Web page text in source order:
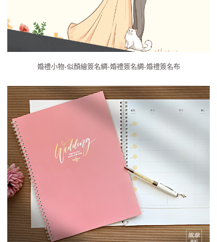
婚禮小物-似顏繪簽名綢-婚禮簽名綢-婚禮簽名布